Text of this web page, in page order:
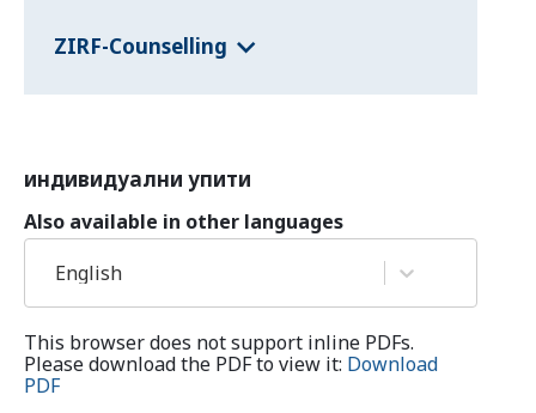
ZIRF-Counselling
индивидуални упити
Also available in other languages
English
This browser does not support inline PDFs.
Please download the PDF to view it: Download
PDF